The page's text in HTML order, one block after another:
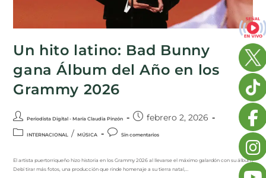
Un hito latino: Bad Bunny
gana Álbum del Año en los
Grammy 2026
Periodista Digital - María Claudia Pinzón febrero 2, 2026
INTERNACIONAL / MÚSICA Sin comentarios
El artista puertorriqueño hizo historia en los Grammy 2026 al llevarse el máximo galardón con su álbum
Debí tirar más fotos, una producción que rinde homenaje a su tierra natal,…